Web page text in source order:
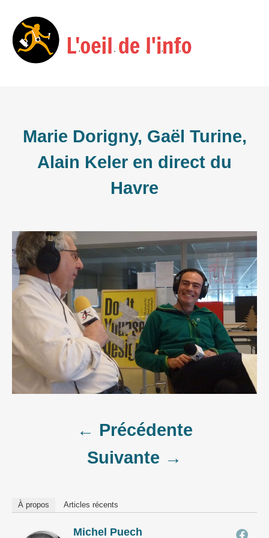
Skip
to
Marie Dorigny, Gaël Turine,
Alain Keler en direct du
Havre
navigation
← Précédente
Suivante →
À propos Articles récents
Michel Puech